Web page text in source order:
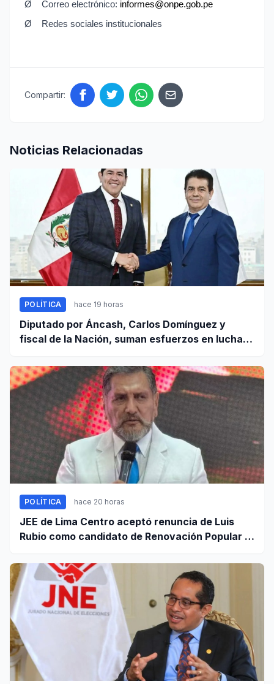
Ø Correo electrónico: informes@onpe.gob.pe
Ø
Redes sociales institucionales
Compartir:
Noticias Relacionadas
POLÍTICA hace 19 horas
Diputado por Áncash, Carlos Domínguez y
fiscal de la Nación, suman esfuerzos en lucha
POLÍTICA hace 20 horas
JEE de Lima Centro aceptó renuncia de Luis
Rubio como candidato de Renovación Popular a